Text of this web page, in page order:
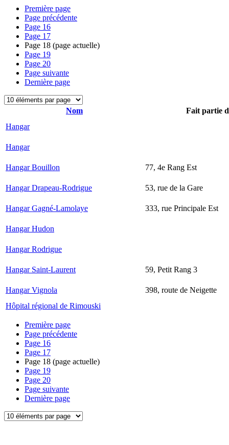
Première page
Page précédente
Page 16
Page 17
Page 18 (page actuelle)
Page 19
Page 20
Page suivante
Dernière page
Nom
Fait partie
Hangar
Hangar
Hangar Bouillon 77, 4e Rang Est
Hangar Drapeau-Rodrigue 53, rue de la Gare
Hangar Gagné-Lamolaye 333, rue Principale Est
Hangar Hudon
Hangar Rodrigue
Hangar Saint-Laurent 59, Petit Rang 3
Hangar Vignola
398, route de Neigette
Hôpital régional de Rimouski
Première page
Page précédente
Page 16
Page 17
Page 18 (page actuelle)
Page 19
Page 20
Page suivante
Dernière page